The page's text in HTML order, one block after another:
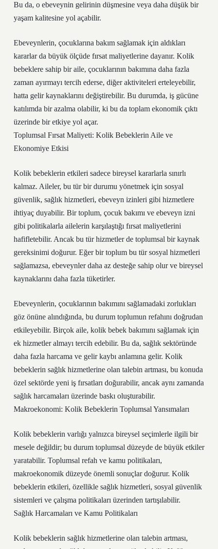
Bu da, o ebeveynin gelirinin düşmesine veya daha düşük bir
yaşam kalitesine yol açabilir.
Ebeveynlerin, çocuklarına bakım sağlamak için aldıkları
kararlar da büyük ölçüde fırsat maliyetlerine dayanır. Kolik
bebeklere sahip bir aile, çocuklarının bakımına daha fazla
zaman ayırmayı tercih ederse, diğer aktiviteleri erteleyebilir,
hatta gelir kaynaklarını değiştirebilir. Bu durumda, iş gücüne
katılımda bir azalma olabilir, ki bu da toplam ekonomik çıktı
üzerinde bir etkiye yol açar.
Toplumsal Fırsat Maliyeti: Kolik Bebeklerin Aile ve
Ekonomiye Etkisi
Kolik bebeklerin etkileri sadece bireysel kararlarla sınırlı
kalmaz. Aileler, bu tür bir durumu yönetmek için sosyal
güvenlik, sağlık hizmetleri, ebeveyn izinleri gibi hizmetlere
ihtiyaç duyabilir. Bir toplum, çocuk bakımı ve ebeveyn izni
gibi politikalarla ailelerin karşılaştığı fırsat maliyetlerini
hafifletebilir. Ancak bu tür hizmetler de toplumsal bir kaynak
gereksinimi doğurur. Eğer bir toplum bu tür sosyal hizmetleri
sağlamazsa, ebeveynler daha az desteğe sahip olur ve bireysel
kaynaklarını daha fazla tüketirler.
Ebeveynlerin, çocuklarının bakımını sağlamadaki zorlukları
göz önüne alındığında, bu durum toplumun refahını doğrudan
etkileyebilir. Birçok aile, kolik bebek bakımını sağlamak için
ek hizmetler almayı tercih edebilir. Bu da, sağlık sektöründe
daha fazla harcama ve gelir kaybı anlamına gelir. Kolik
bebeklerin sağlık hizmetlerine olan talebin artması, bu konuda
özel sektörde yeni iş fırsatları doğurabilir, ancak aynı zamanda
sağlık harcamaları üzerinde baskı oluşturabilir.
Makroekonomi: Kolik Bebeklerin Toplumsal Yansımaları
Kolik bebeklerin varlığı yalnızca bireysel seçimlerle ilgili bir
mesele değildir; bu durum toplumsal düzeyde de büyük etkiler
yaratabilir. Toplumsal refah ve kamu politikaları,
makroekonomik düzeyde önemli sonuçlar doğurur. Kolik
bebeklerin etkileri, özellikle sağlık hizmetleri, sosyal güvenlik
sistemleri ve çalışma politikaları üzerinden tartışılabilir.
Sağlık Harcamaları ve Kamu Politikaları
Kolik bebeklerin sağlık hizmetlerine olan talebin artması,